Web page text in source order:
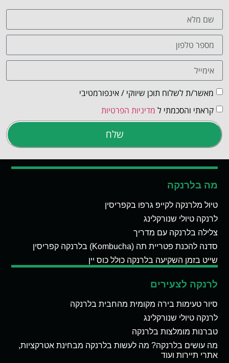
מאשר/ת לשלוח תוכן שיווקי / אינפורמטיבי
קראתי והסכמתי ל מדיניות הפרטיות
שלח
מה בלרנקה
טיול מלרנקה לקייפ גרפו בקפריסין
לרנקה טיולי שנורקלינג
צלילה בלרנקה עם מדריך
סדנה להכנת פטריית תה (Kombucha) בלרנקה קפריסין
שייט בזמן השקיעה בלרנקה כולל כוס יין
לרנקה לצעירים
סיור טעימות בירה מקומית מהחבית בלרנקה
לרנקה טיולי שנורקלינג
טברנות מומלצות בלרנקה
מה עושים בלרנקה? מה לעשות בלרנקה מבחינת אטרקציות,
אתרי תיירות ועוד